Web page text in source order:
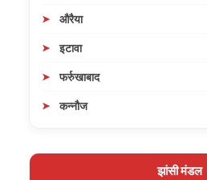
औरैया
इटावा
फर्रुखाबाद
कन्नौज
झांसी मंडल